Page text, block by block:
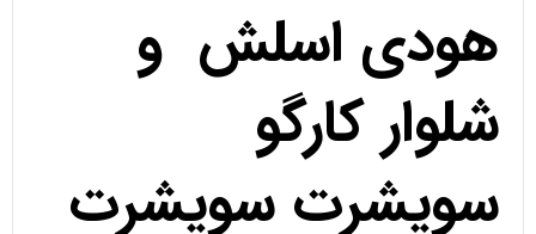
هودی اسلش و
شلوار کارگو
سویشرت سویشرت